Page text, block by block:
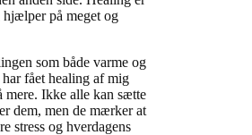
på meget og
som både varme og
fået healing af mig
mere. Ikke alle kan sætte
dem, men de mærker at
stress og hverdagens